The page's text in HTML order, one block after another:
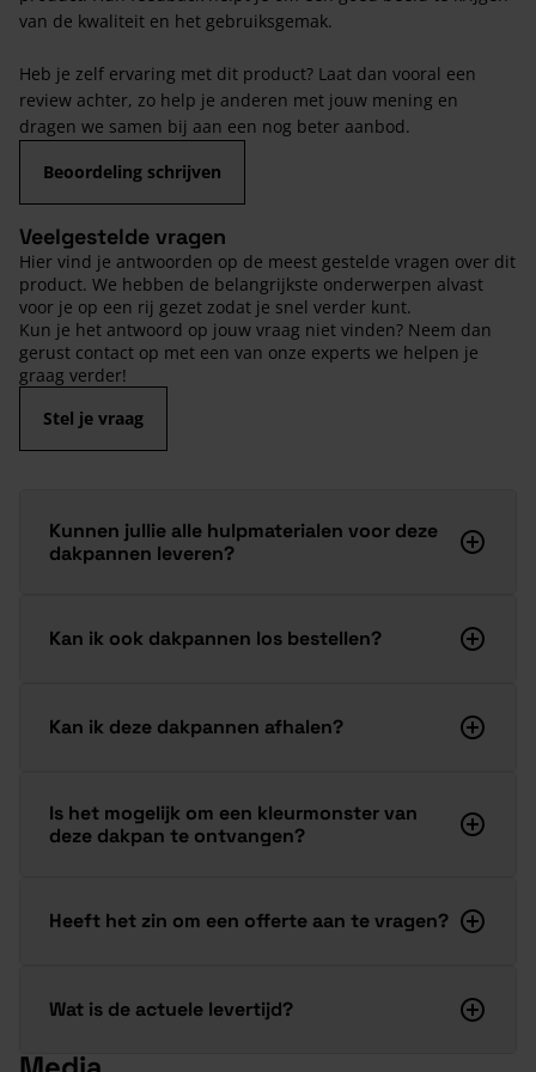
van de kwaliteit en het gebruiksgemak.
Heb je zelf ervaring met dit product? Laat dan vooral een
review achter, zo help je anderen met jouw mening en
dragen we samen bij aan een nog beter aanbod.
Beoordeling schrijven
Veelgestelde vragen
Hier vind je antwoorden op de meest gestelde vragen over dit
product. We hebben de belangrijkste onderwerpen alvast
voor je op een rij gezet zodat je snel verder kunt.
Kun je het antwoord op jouw vraag niet vinden? Neem dan
gerust contact op met een van onze experts we helpen je
graag verder!
Stel je vraag
Kunnen jullie alle hulpmaterialen voor deze
dakpannen leveren?
Kan ik ook dakpannen los bestellen?
Kan ik deze dakpannen afhalen?
Is het mogelijk om een kleurmonster van
deze dakpan te ontvangen?
Heeft het zin om een offerte aan te vragen?
Wat is de actuele levertijd?